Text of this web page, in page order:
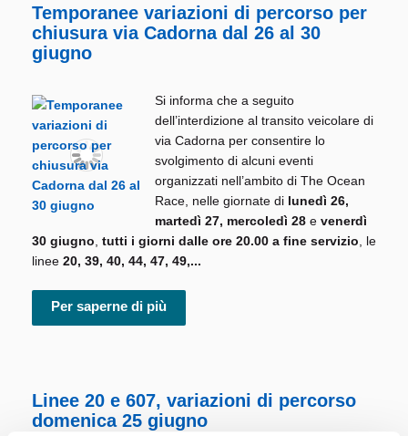
Temporanee variazioni di percorso per
chiusura via Cadorna dal 26 al 30
giugno
Si informa che a seguito
dell’interdizione al transito veicolare di
via Cadorna per consentire lo
svolgimento di alcuni eventi
organizzati nell’ambito di The Ocean
Race, nelle giornate di lunedì 26,
martedì 27, mercoledì 28 e venerdì
30 giugno, tutti i giorni dalle ore 20.00 a fine servizio, le
linee 20, 39, 40, 44, 47, 49,...
Per saperne di più
Linee 20 e 607, variazioni di percorso
domenica 25 giugno